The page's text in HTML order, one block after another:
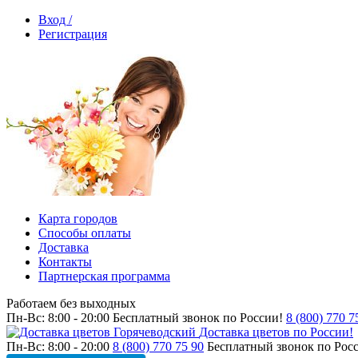
Вход /
Регистрация
Карта городов
Способы оплаты
Доставка
Контакты
Партнерская программа
Работаем без выходных
Пн-Вс: 8:00 - 20:00 Бесплатный звонок по России! 8 (800) 770
Доставка цветов по России!
Пн-Вс: 8:00 - 20:00 8 (800) 770 75 90 Бесплатный звонок по